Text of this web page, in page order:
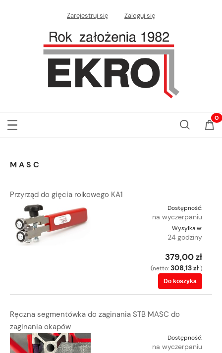
Zarejestruj się Zaloguj się
MASC
Przyrząd do gięcia rolkowego KA1
Dostępność:
na wyczerpaniu
Wysyłka w:
24 godziny
379,00 zł
(netto:308,13 zł )
Do koszyka
Ręczna segmentówka do zaginania STB MASC do
zaginania okapów
Dostępność:
na wyczerpaniu